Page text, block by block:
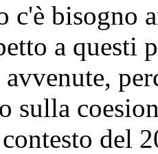
bisogno
a questi
sulla
del